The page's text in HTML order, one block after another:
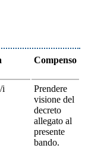
Compenso
i
Prendere
visione del
decreto
allegato al
presente
bando.